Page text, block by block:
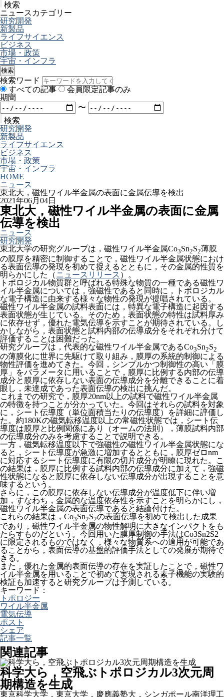
検索
ニュースカテゴリー
研究開発
新製品
ライフサイエンス
ビジネス
市場・政策
宇宙・インフラ
検索
検索ワード
すべての記事
会員限定記事のみ
期間
〜
検索
研究開発
新製品
ライフサイエンス
ビジネス
市場・政策
宇宙・インフラ
HOME
ニュース
東北大，磁性ワイル半金属の表面に金属伝導を検出
2021年06月04日
東北大，磁性ワイル半金属の表面に金属
伝導を検出
ニュース
研究開発
東北大学の研究グループは，磁性ワイル半金属Co3Sn2S2薄膜
の膜厚を精密に制御することで，磁性ワイル半金属状態におけ
る表面伝導の発現を初めて捉えるとともに，その金属的性質を
明らかにした（ニュースリリース ）。
トポロジカル物質群と呼ばれる特殊な物質の一種である磁性ワ
イル半金属については，強磁性であると同時に，トポロジカル
な電子構造に由来する様々な物性の発現が提唱されている。
磁性ワイル半金属の試料表面には，特異な電子構造に起因する
表面状態が生じている。そのため，表面状態の特性は試料厚み
に依存せず，優れた電気伝導を示すことが期待されている。し
かしながら，表面状態と試料内部の伝導成分をそれぞれ分けて
評価することは困難だった。
研究グループは，代表的な磁性ワイル半金属であるCo3Sn2S2
の薄膜化に世界に先駆けて取り組み，膜厚の系統的制御による
物性評価を進めてきた。今回，シンプルかつ制御性の高い「膜
厚」をパラメータに用いることで，膜厚に比例する内部の伝導
成分と膜厚に依存しない表面の伝導成分を分離できることに着
眼し，未達成であった表面伝導の検出に挑んだ。
これまでの研究で，膜厚20nm以上の試料で磁性ワイル半金属
の特徴を持つことが分かっていた。今回はそれらの試料を対象
に，シート伝導度（単位面積当たりの伝導度）を詳細に評価し
た。約180Kの磁気転移温度以上の常磁性状態では，シート伝
導度は膜厚と比例関係にあり（オームの法則），薄膜試料内部
の伝導成分のみを考慮することで説明できる。
一方，磁気転移温度以下で強磁性の磁性ワイル半金属状態にな
ると，シート伝導度が急激に増加するとともに，膜厚ゼロnm
に対応するシート伝導度に有限の切片成分が明瞭に現れた。こ
の結果は，膜厚に比例する試料内部の伝導成分に加えて，強磁
性状態になると膜厚に依存しない伝導成分が出現することを意
味するという。
さらに，この膜厚に依存しない伝導成分が温度低下に伴い増
加，すなわち，金属的な温度依存性を示すことを明らかにし，
磁性ワイル半金属の表面伝導であると結論付けた。
これらの結果は，Co3Sn2S2の表面伝導を初めて検出した成果
であり，磁性ワイル半金属の物性解明に大きなインパクトをも
たらすものだという。今回用いた膜厚制御の手法はCo3Sn2S2
に限定されるものではなく，様々な物質系への適用が可能であ
ることから，表面伝導の基盤的評価手法としての発展が期待で
きる。
また，優れた金属的表面伝導の存在を実証したことで，磁性ワ
イル半金属を用いることで初めて実現される素子機能の実験的
検証も加速すると研究グループは予測している。
キーワード：
トポロジー
ワイル半金属
電気伝導
ポスト
シェア
記事一覧
関連記事
科学大ら，空飛ぶトポロジカル3次元周
期構造を生成
東京科学大学，東京大学，慶應義塾大，シンガポール南洋理工